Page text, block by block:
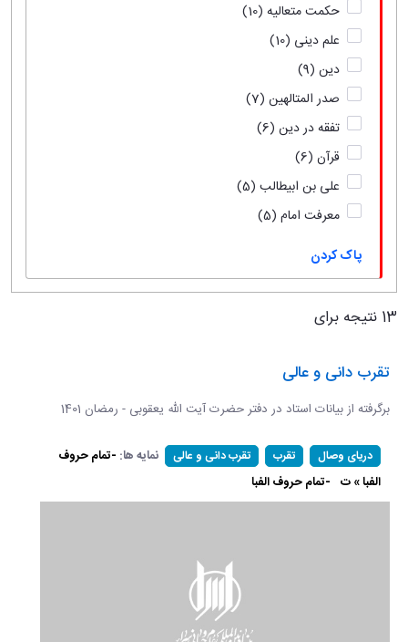
حکمت متعالیه (10)
علم دینی (10)
دین (9)
صدر المتالهین (7)
تفقه در دین (6)
قرآن (6)
علی بن ابیطالب (5)
معرفت امام (5)
پاک کردن
13 نتیجه برای
تقرب دانی و عالی
برگرفته از بیانات استاد در دفتر حضرت آیت الله یعقوبی - رمضان 1401
دریای وصال تقرب تقرب دانی و عالی نمایه ها: -تمام حروف
الفبا » ت -تمام حروف الفبا